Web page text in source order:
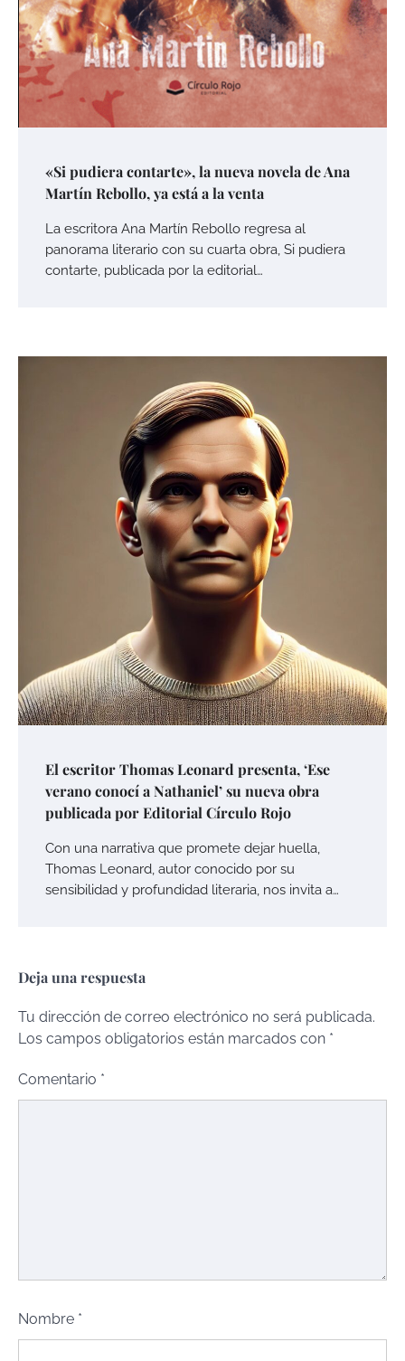
«Si pudiera contarte», la nueva novela de Ana
Martín Rebollo, ya está a la venta
La escritora Ana Martín Rebollo regresa al
panorama literario con su cuarta obra, Si pudiera
contarte, publicada por la editorial…
El escritor Thomas Leonard presenta, ‘Ese
verano conocí a Nathaniel’ su nueva obra
publicada por Editorial Círculo Rojo
Con una narrativa que promete dejar huella,
Thomas Leonard, autor conocido por su
sensibilidad y profundidad literaria, nos invita a…
Deja una respuesta
Tu dirección de correo electrónico no será publicada.
Los campos obligatorios están marcados con *
Comentario *
Nombre *